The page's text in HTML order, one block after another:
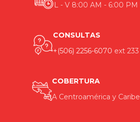
L - V 8:00 AM - 6:00 PM
CONSULTAS
+(506) 2256-6070 ext 233
COBERTURA
A Centroamérica y Caribe